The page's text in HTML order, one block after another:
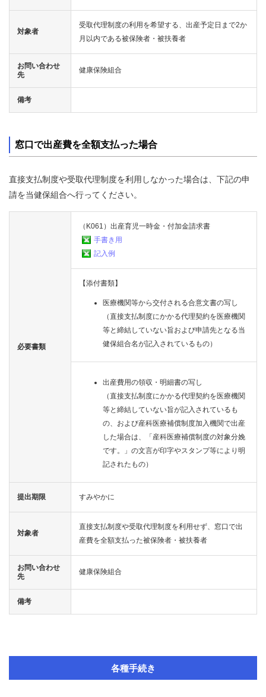
対象者
受取代理制度の利用を希望する、出産予定日まで2か
月以内である被保険者・被扶養者
お問い合わせ
先
健康保険組合
備考
窓口で出産費を全額支払った場合
直接支払制度や受取代理制度を利用しなかった場合は、下記の申
請を当健保組合へ行ってください。
必要書類
（K061）出産育児一時金・付加金請求書
手書き用
記入例
【添付書類】
医療機関等から交付される合意文書の写し
（直接支払制度にかかる代理契約を医療機関
等と締結していない旨および申請先となる当
健保組合名が記入されているもの）
出産費用の領収・明細書の写し
（直接支払制度にかかる代理契約を医療機関
等と締結していない旨が記入されているも
の、および産科医療補償制度加入機関で出産
した場合は、「産科医療補償制度の対象分娩
です。」の文言が印字やスタンプ等により明
記されたもの）
提出期限 すみやかに
対象者
直接支払制度や受取代理制度を利用せず、窓口で出
産費を全額支払った被保険者・被扶養者
お問い合わせ
先
健康保険組合
備考
各種手続き